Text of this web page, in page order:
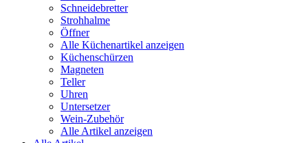
Schneidebretter
Strohhalme
Öffner
Alle Küchenartikel anzeigen
Küchenschürzen
Magneten
Teller
Uhren
Untersetzer
Wein-Zubehör
Alle Artikel anzeigen